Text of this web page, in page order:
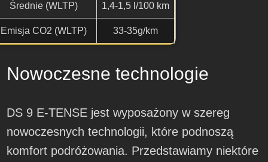
Średnie (WLTP) 1,4-1,5 l/100 km
Emisja CO2 (WLTP) 33-35g/km
Nowoczesne technologie
DS 9 E-TENSE jest wyposażony w szereg
nowoczesnych technologii, które podnoszą
komfort podróżowania. Przedstawiamy niektóre